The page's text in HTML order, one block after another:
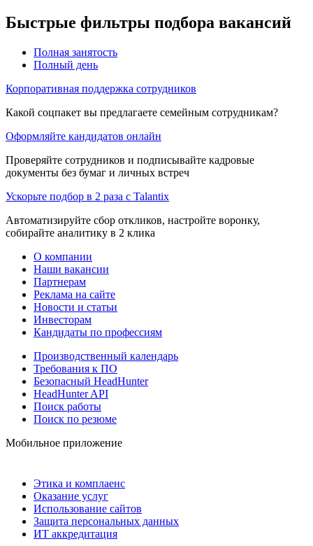
Быстрые фильтры подбора вакансий
Полная занятость
Полный день
Корпоративная поддержка сотрудников
Какой соцпакет вы предлагаете семейным сотрудникам?
Оформляйте кандидатов онлайн
Проверяйте сотрудников и подписывайте кадровые
документы без бумаг и личных встреч
Ускорьте подбор в 2 раза с Talantix
Автоматизируйте сбор откликов, настройте воронку,
собирайте аналитику в 2 клика
О компании
Наши вакансии
Партнерам
Реклама на сайте
Новости и статьи
Инвесторам
Кандидаты по профессиям
Производственный календарь
Требования к ПО
Безопасный HeadHunter
HeadHunter API
Поиск работы
Поиск по резюме
Мобильное приложение
Этика и комплаенс
Оказание услуг
Использование сайтов
Защита персональных данных
ИТ аккредитация